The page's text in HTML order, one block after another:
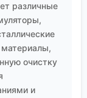
для ?
драйвер.
смолы, а
+
различные
очистку
и